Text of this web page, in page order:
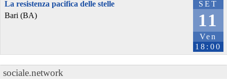
SET
11
Ven
18:00
La resistenza pacifica delle stelle
Bari (BA)
sociale.network